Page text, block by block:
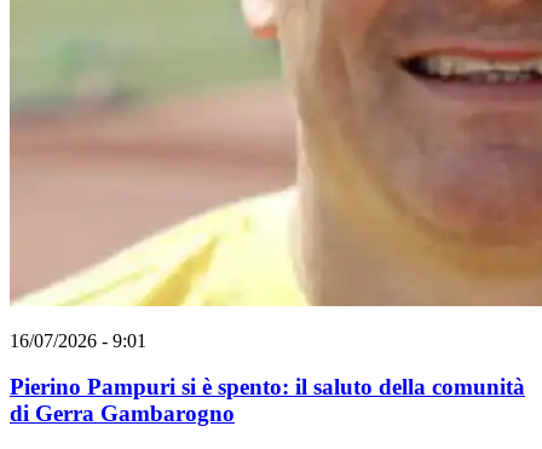
16/07/2026 - 9:01
Pierino Pampuri si è spento: il saluto della comunità
di Gerra Gambarogno